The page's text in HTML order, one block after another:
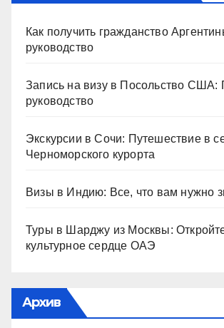
Как получить гражданство
руководство
Запись на визу в Посольство США:
руководство
Экскурсии в Сочи: Путешествие в
Черноморского курорта
Визы в Индию: Все, что вам нужно
Туры в Шарджу из Москвы:
культурное сердце ОАЭ
Архив